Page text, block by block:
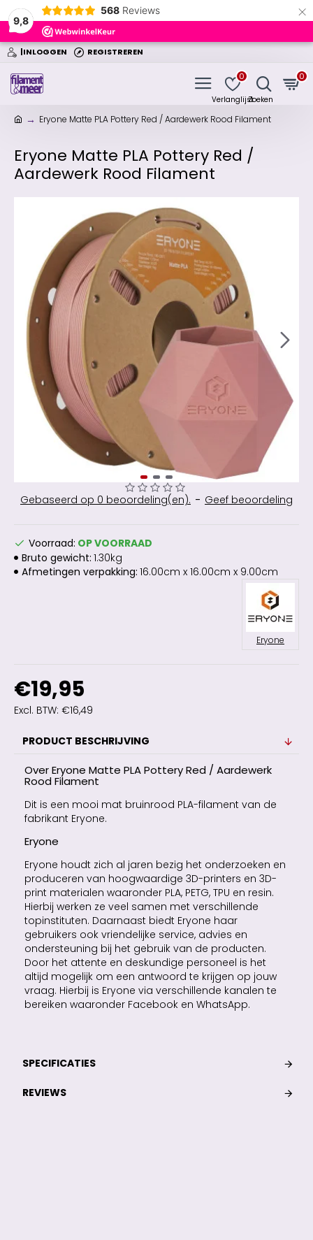
9,8
568 Reviews ×
|INLOGGEN REGISTREREN
0 0
Eryone Matte PLA Pottery Red / Aardewerk Rood Filament
Eryone Matte PLA Pottery Red /
Aardewerk Rood Filament
Gebaseerd op 0 beoordeling(en). - Geef beoordeling
€19,95
Excl. BTW: €16,49
Voorraad: OP VOORRAAD
Bruto gewicht: 1.30kg
Afmetingen verpakking: 16.00cm x 16.00cm x 9.00cm
Eryone
PRODUCT BESCHRIJVING
Over Eryone Matte PLA Pottery Red / Aardewerk
Rood Filament
Dit is een mooi mat bruinrood PLA-filament van de
fabrikant Eryone.
Eryone
Eryone houdt zich al jaren bezig het onderzoeken en
produceren van hoogwaardige 3D-printers en 3D-
print materialen waaronder PLA, PETG, TPU en resin.
Hierbij werken ze veel samen met verschillende
topinstituten. Daarnaast biedt Eryone haar
gebruikers ook vriendelijke service, advies en
ondersteuning bij het gebruik van de producten.
Door het attente en deskundige personeel is het
altijd mogelijk om een antwoord te krijgen op jouw
vraag. Hierbij is Eryone via verschillende kanalen te
bereiken waaronder Facebook en WhatsApp.
SPECIFICATIES
REVIEWS